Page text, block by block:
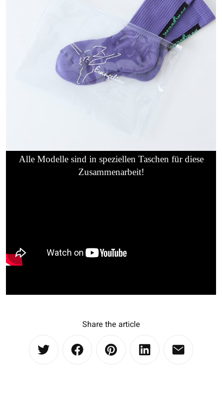
Alle Modelle sind in speziellen Taschen für diese
Zusammenarbeit!
Share the article